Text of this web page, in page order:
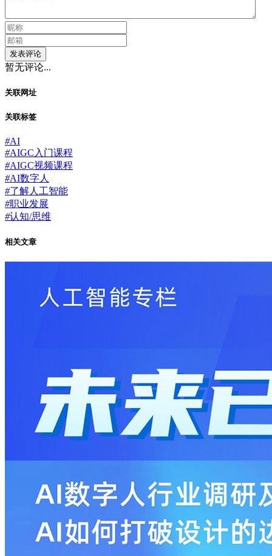
发表评论
暂无评论...
关联网址
关联标签
#AI
#AIGC入门课程
#AIGC视频课程
#AI数字人
#了解人工智能
#职业发展
#认知/思维
相关文章